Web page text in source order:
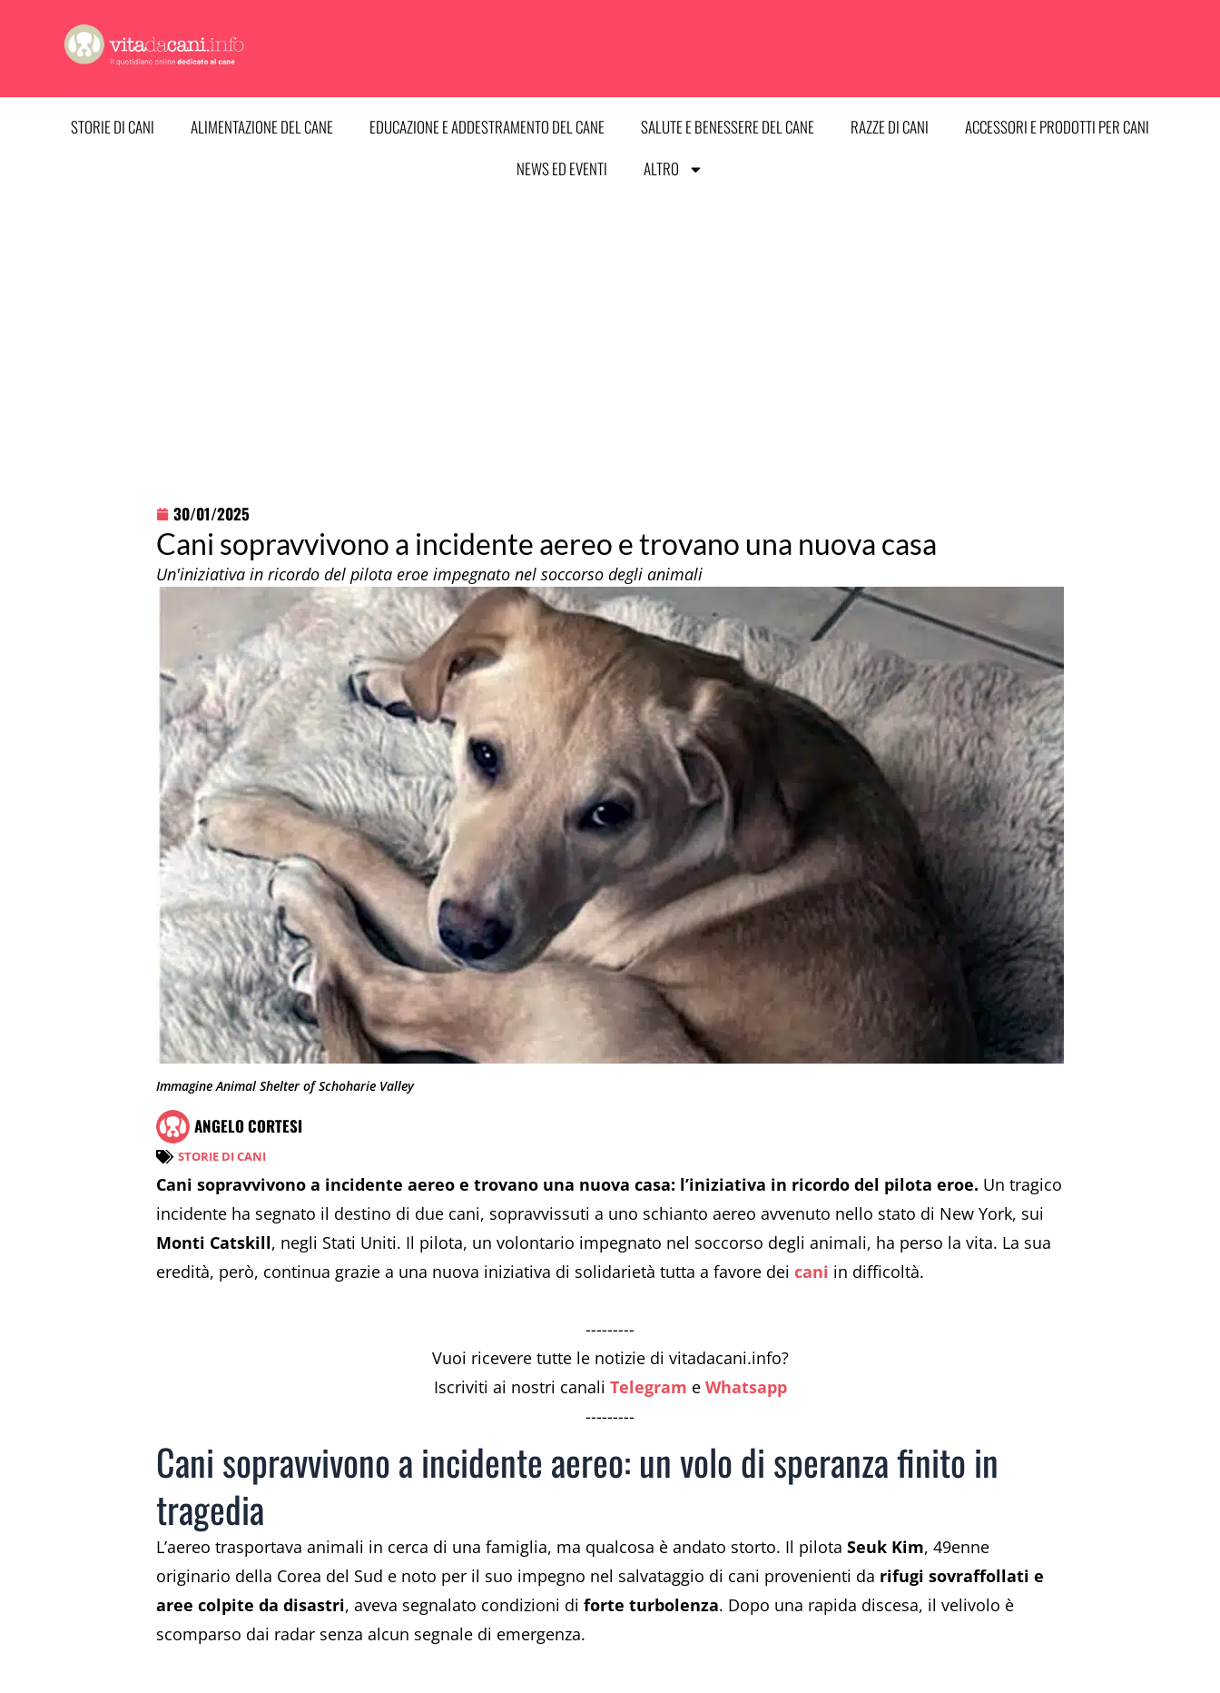
contenuto
STORIE DI CANI ALIMENTAZIONE DEL CANE EDUCAZIONE E ADDESTRAMENTO DEL CANE SALUTE E BENESSERE DEL CANE RAZZE DI CANI
ACCESSORI E PRODOTTI PER CANI
NEWS ED EVENTI
ALTRO
30/01/2025
Cani sopravvivono a incidente aereo e trovano una nuova casa
Un'iniziativa in ricordo del pilota eroe impegnato nel soccorso degli animali
Immagine Animal Shelter of Schoharie Valley
ANGELO CORTESI
STORIE DI CANI
Cani sopravvivono a incidente aereo e trovano una nuova casa: l’iniziativa in ricordo del pilota eroe. Un tragico
incidente ha segnato il destino di due cani, sopravvissuti a uno schianto aereo avvenuto nello stato di New York, sui
Monti Catskill, negli Stati Uniti. Il pilota, un volontario impegnato nel soccorso degli animali, ha perso la vita. La sua
eredità, però, continua grazie a una nuova iniziativa di solidarietà tutta a favore dei cani in difficoltà.
---------
Vuoi ricevere tutte le notizie di vitadacani.info?
Iscriviti ai nostri canali Telegram e Whatsapp
---------
Cani sopravvivono a incidente aereo: un volo di speranza finito in
tragedia
L’aereo trasportava animali in cerca di una famiglia, ma qualcosa è andato storto. Il pilota Seuk Kim, 49enne
originario della Corea del Sud e noto per il suo impegno nel salvataggio di cani provenienti da rifugi sovraffollati e
aree colpite da disastri, aveva segnalato condizioni di forte turbolenza. Dopo una rapida discesa, il velivolo è
scomparso dai radar senza alcun segnale di emergenza.